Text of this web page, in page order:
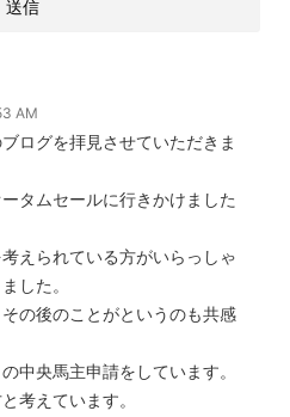
AM
ログを拝見させていただきま
タムセールに行きかけました
えられている方がいらっしゃ
した。
の後のことがというのも共感
中央馬主申請をしています。
考えています。